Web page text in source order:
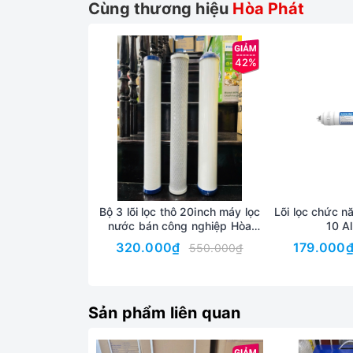
Bảng điều khiển cảm ứng với đèn LED
Hòa Phát HPC D11A2 có bảng điều khiển
độ. Màn hình LED giúp cho người sử dụng có
Cùng thương hiệu Hòa Phát
42%
Bộ 3 lõi lọc thô 20inch máy lọc
nước bán công nghiệp Hòa
Phát HPT725 - Lọc sạch cặn
bẩn, khử mùi, bảo vệ hệ thống
320.000₫ 550.000₫
Lõi lọc chức
10
179.000₫
Sản phẩm liên quan